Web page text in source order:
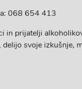
068 654 413
in prijatelji
svoje izkušnje,